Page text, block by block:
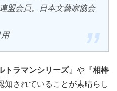
盟会員。日本文藝家協会
トラマンシリーズ』や『相棒
知されていることが素晴らし